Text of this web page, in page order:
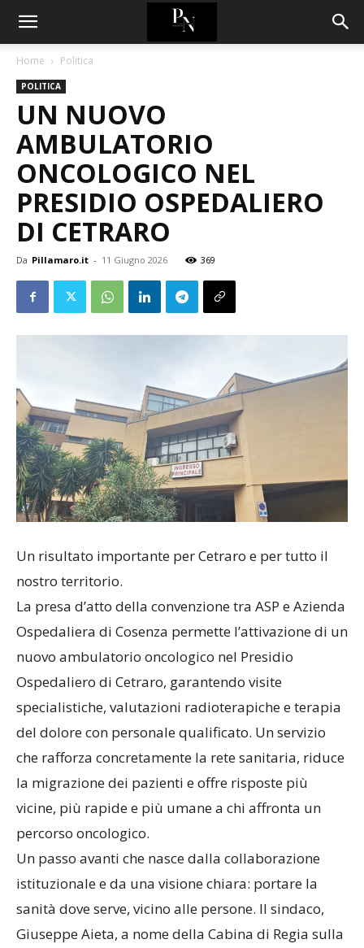
Home Politica
POLITICA
UN NUOVO
AMBULATORIO
ONCOLOGICO NEL
PRESIDIO OSPEDALIERO
DI CETRARO
Da Pillamaro.it - 11 Giugno 2026 369
Un risultato importante per Cetraro e per tutto il
nostro territorio.
La presa d’atto della convenzione tra ASP e Azienda
Ospedaliera di Cosenza permette l’attivazione di un
nuovo ambulatorio oncologico nel Presidio
Ospedaliero di Cetraro, garantendo visite
specialistiche, valutazioni radioterapiche e terapia
del dolore con personale qualificato. Un servizio
che rafforza concretamente la rete sanitaria, riduce
la migrazione dei pazienti e offre risposte più
vicine, più rapide e più umane a chi affronta un
percorso oncologico.
Un passo avanti che nasce dalla collaborazione
istituzionale e da una visione chiara: portare la
sanità dove serve, vicino alle persone. Il sindaco,
Giuseppe Aieta, a nome della Cabina di Regia sulla